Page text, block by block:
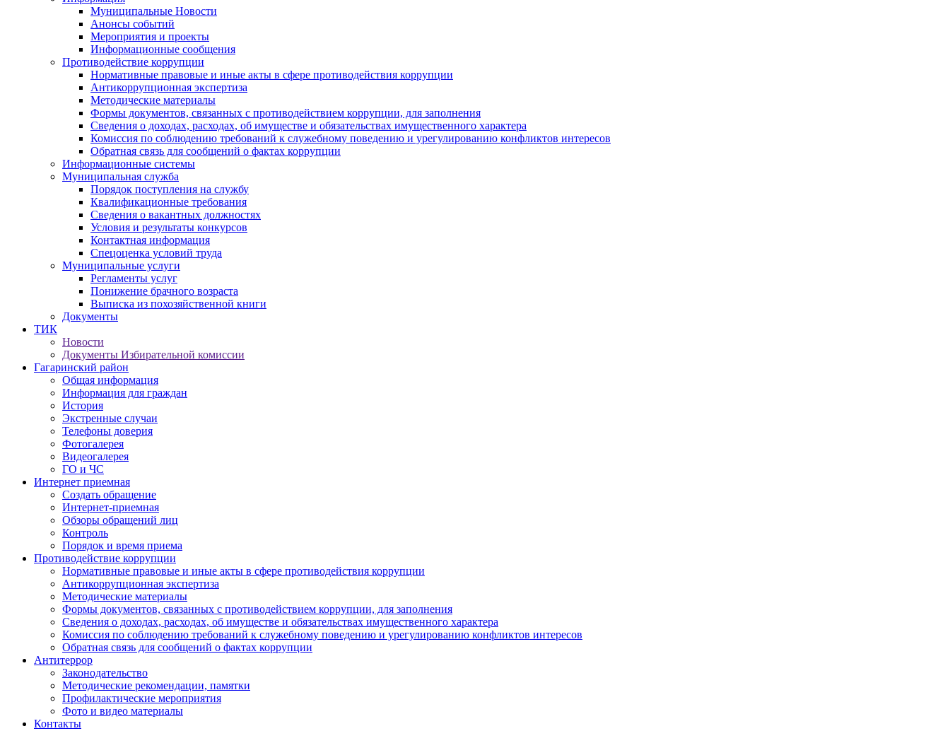
Муниципальные Новости
Анонсы событий
Мероприятия и проекты
Информационные сообщения
Противодействие коррупции
Нормативные правовые и иные акты в сфере противодействия коррупции
Антикоррупционная экспертиза
Методические материалы
Формы документов, связанных с противодействием коррупции, для заполнения
Сведения о доходах, расходах, об имуществе и обязательствах имущественного характера
Комиссия по соблюдению требований к служебному поведению и урегулированию конфликтов интересов
Обратная связь для сообщений о фактах коррупции
Информационные системы
Муниципальная служба
Порядок поступления на службу
Квалификационные требования
Сведения о вакантных должностях
Условия и результаты конкурсов
Контактная информация
Спецоценка условий труда
Муниципальные услуги
Регламенты услуг
Понижение брачного возраста
Выписка из похозяйственной книги
Документы
ТИК
Новости
Документы Избирательной комиссии
Гагаринский район
Общая информация
Информация для граждан
История
Экстренные случаи
Телефоны доверия
Фотогалерея
Видеогалерея
ГО и ЧС
Интернет приемная
Создать обращение
Интернет-приемная
Обзоры обращений лиц
Контроль
Порядок и время приема
Противодействие коррупции
Нормативные правовые и иные акты в сфере противодействия коррупции
Антикоррупционная экспертиза
Методические материалы
Формы документов, связанных с противодействием коррупции, для заполнения
Сведения о доходах, расходах, об имуществе и обязательствах имущественного характера
Комиссия по соблюдению требований к служебному поведению и урегулированию конфликтов интересов
Обратная связь для сообщений о фактах коррупции
Антитеррор
Законодательство
Методические рекомендации, памятки
Профилактические мероприятия
Фото и видео материалы
Контакты